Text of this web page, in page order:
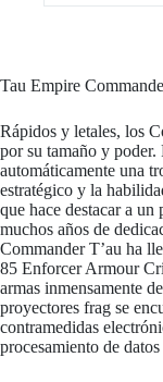
Tau Empire
Rápidos y letales, los
por su tamaño y
automáticamente una
estratégico y la
que hace destacar a
muchos años de
Commander T’au ha
85 Enforcer Armour
armas inmensamente
proyectores frag se
contramedidas
procesamiento de